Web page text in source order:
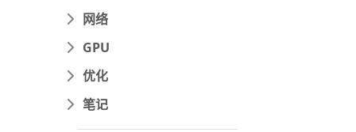
网络
GPU
优化
笔记